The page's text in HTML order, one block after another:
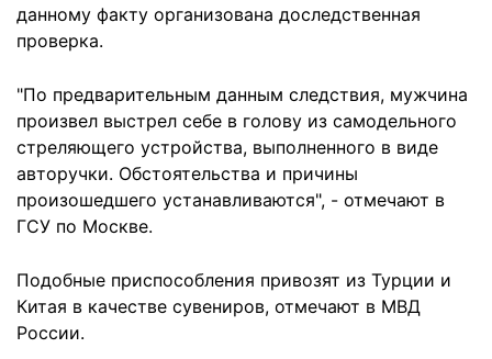
данному факту организована доследственная
проверка.
"По предварительным данным следствия, мужчина
произвел выстрел себе в голову из самодельного
стреляющего устройства, выполненного в виде
авторучки. Обстоятельства и причины
произошедшего устанавливаются", - отмечают в
ГСУ по Москве.
Подобные приспособления привозят из Турции и
Китая в качестве сувениров, отмечают в МВД
России.